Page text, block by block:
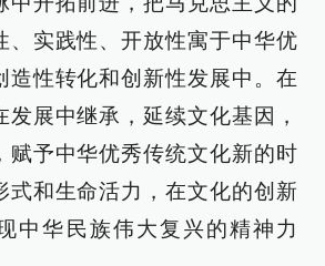
、实践性、开放性寓于中华优
造性转化和创新性发展中。在
展中继承，延续文化基因，
赋予中华优秀传统文化新的时
式和生命活力，在文化的创新
中华民族伟大复兴的精神力